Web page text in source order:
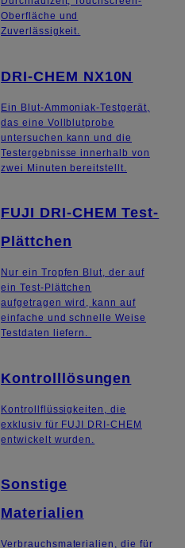
Oberfläche und
Zuverlässigkeit.
DRI-CHEM NX10N
Ein Blut-Ammoniak-Testgerät,
das eine Vollblutprobe
untersuchen kann und die
Testergebnisse innerhalb von
zwei Minuten bereitstellt.
FUJI DRI-CHEM Test-
Plättchen
Nur ein Tropfen Blut, der auf
ein Test-Plättchen
aufgetragen wird, kann auf
einfache und schnelle Weise
Testdaten liefern.
Kontrolllösungen
Kontrollflüssigkeiten, die
exklusiv für FUJI DRI-CHEM
entwickelt wurden.
Sonstige
Materialien
Verbrauchsmaterialien, die für